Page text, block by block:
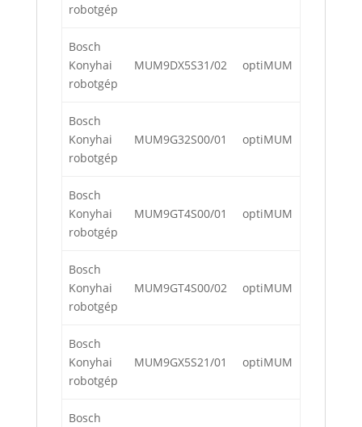
robotgép
Bosch
Konyhai
robotgép
MUM9DX5S31/02 optiMUM
Bosch
Konyhai
robotgép
MUM9G32S00/01 optiMUM
Bosch
Konyhai
robotgép
MUM9GT4S00/01 optiMUM
Bosch
Konyhai
robotgép
MUM9GT4S00/02 optiMUM
Bosch
Konyhai
robotgép
MUM9GX5S21/01 optiMUM
Bosch